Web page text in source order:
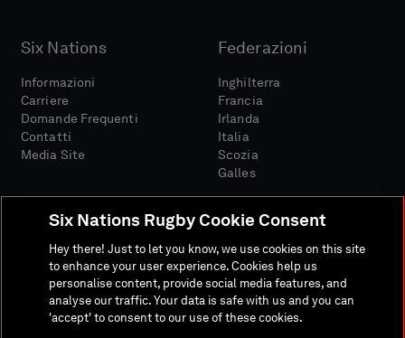
Six Nations
Informazioni
Carriere
Domande Frequenti
Contatti
Media Site
Federazioni
Inghilterra
Francia
Irlanda
Italia
Scozia
Galles
Sito MediaTermini E Condizioni
Politica Sulla RiservatezzaInformativa Sui Cookie
Politica Sociale E Digitale
Six Nations Rugby Cookie Consent
Hey there! Just to let you know, we use cookies on this site
to enhance your user experience. Cookies help us
personalise content, provide social media features, and
analyse our traffic. Your data is safe with us and you can
'accept' to consent to our use of these cookies.